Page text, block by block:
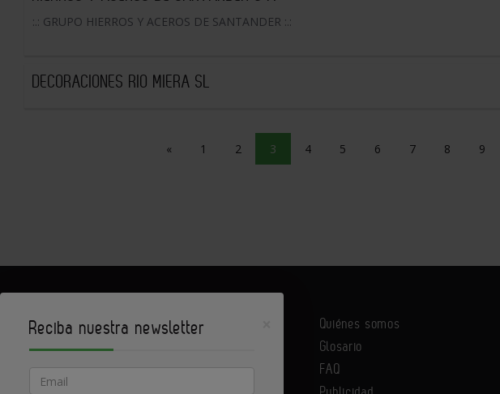
:.: GRUPO HIERROS Y ACEROS DE SANTANDER :.:
DECORACIONES RIO MIERA SL
« 1 2 3 4 5 6 7 8 9
Quiénes somos
Glosario
FAQ
Reciba nuestra newsletter
Email